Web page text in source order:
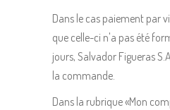
Dans le cas paiement par
que celle-ci n'a pas été
jours, Salvador Figueras
la commande.
Dans la rubrique «Mon